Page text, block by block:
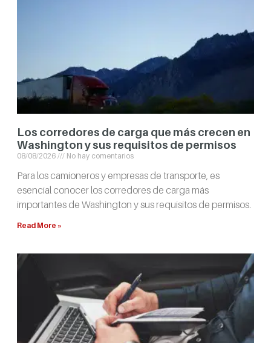
Los corredores de carga que más crecen en
Washington y sus requisitos de permisos
08/08/2026 No hay comentarios
Para los camioneros y empresas de transporte, es
esencial conocer los corredores de carga más
importantes de Washington y sus requisitos de permisos.
Read More »